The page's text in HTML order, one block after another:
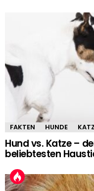
FAKTEN HUNDE
Hund vs. Katze –
beliebtesten